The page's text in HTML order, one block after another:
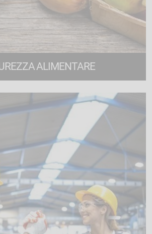
ALIMENTARE
8 corsi di formazione online